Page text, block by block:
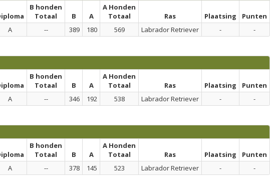
B honden
Totaal
B A
A Honden
Totaal
Ras Plaatsing
Punten
A -- 389 180 569 Labrador Retriever - -
B honden
Totaal
B A
A Honden
Totaal
Ras Plaatsing
Punten
A -- 346 192 538 Labrador Retriever - -
B honden
Totaal
B A
A Honden
Totaal
Ras Plaatsing
Punten
A -- 378 145 523 Labrador Retriever - -